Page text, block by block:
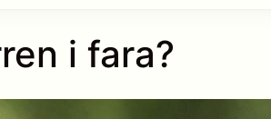
i fara?